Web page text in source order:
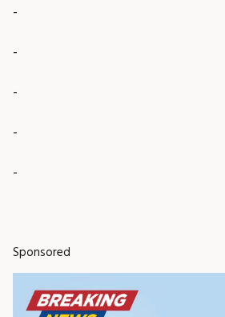
-
-
-
-
-
Sponsored